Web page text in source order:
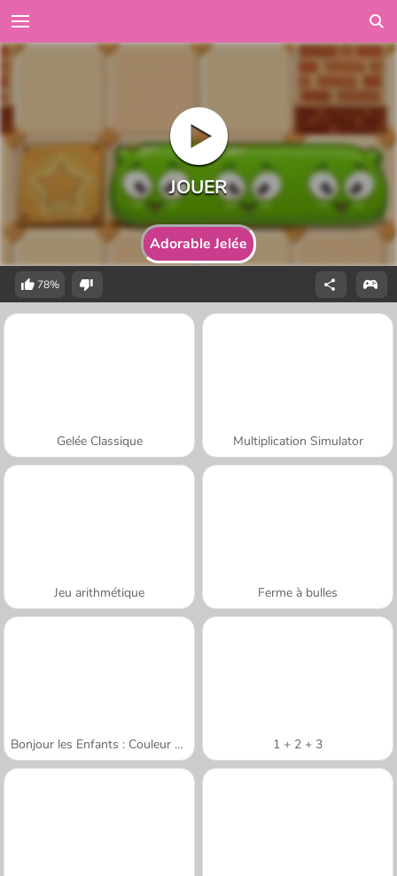
Adorable Jelée
78%
Gelée Classique Multiplication Simulator
Jeu arithmétique Ferme à bulles
Bonjour les Enfants : Couleur par Numéro 1 + 2 + 3